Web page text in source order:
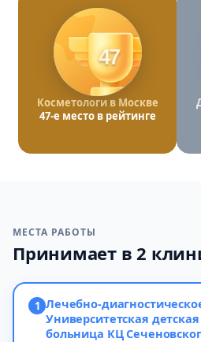
47
Косметологи в Москве
47-е место в рейтинге
МЕСТА РАБОТЫ
Принимает в 2
1 Лечебно-
Университетская
больница КЦ